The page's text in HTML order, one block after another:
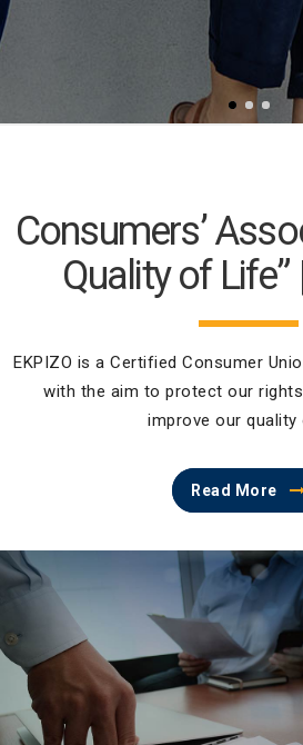
Consumers’
Quality of Life”
EKPIZO is a Certified Consumer
with the aim to protect our
improve our
Read More